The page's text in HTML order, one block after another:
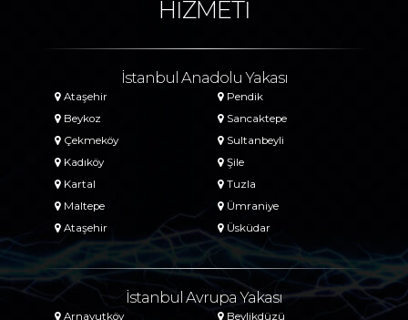
HİZMETİ
İstanbul Anadolu Yakası
Ataşehir
Beykoz
Çekmeköy
Kadıköy
Kartal
Maltepe
Ataşehir
Pendik
Sancaktepe
Sultanbeyli
Şile
Tuzla
Ümraniye
Üsküdar
İstanbul Avrupa Yakası
Arnavutköy
Beylikdüzü